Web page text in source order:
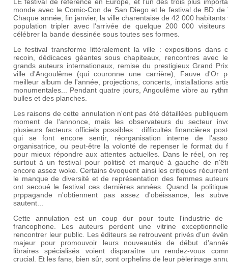
LE festival de référence en Europe, et l'un des trois plus
monde avec le Comic-Con de San Diego et le festival de BD de
Chaque année, fin janvier, la ville charentaise de 42 000 habitants
population tripler avec l'arrivée de quelque 200 000 visiteurs
célébrer la bande dessinée sous toutes ses formes.
Le festival transforme littéralement la ville : expositions dans
recoin, dédicaces géantes sous chapiteaux, rencontres avec
grands auteurs internationaux, remise du prestigieux Grand
ville d'Angoulême (qui couronne une carrière), Fauve d'Or
meilleur album de l'année, projections, concerts, installations
monumentales... Pendant quatre jours, Angoulême vibre au
bulles et des planches.
Les raisons de cette annulation n'ont pas été détaillées
moment de l'annonce, mais les observateurs du secteur
plusieurs facteurs officiels possibles : difficultés financières
qui se font encore sentir, réorganisation interne de
organisatrice, ou peut-être la volonté de repenser le format du
pour mieux répondre aux attentes actuelles. Dans le réel, on
surtout à un festival pour politisé et marqué à gauche de
encore assez woke. Certains évoquent ainsi les critiques
le manque de diversité et de représentation des femmes
ont secoué le festival ces dernières années. Quand la
prppagande n'obtiennent pas assez d'obéissance, les
sautent...
Cette annulation est un coup dur pour toute l'industrie de
francophone. Les auteurs perdent une vitrine
rencontrer leur public. Les éditeurs se retrouvent privés d'un
majeur pour promouvoir leurs nouveautés de début
libraires spécialisés voient disparaître un rendez-vous
crucial. Et les fans, bien sûr, sont orphelins de leur pèlerinage